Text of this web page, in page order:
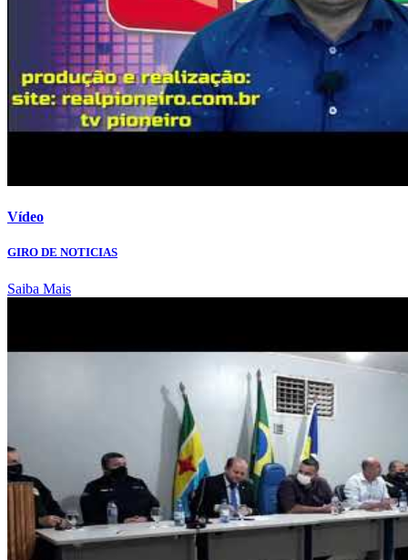
Vídeo
GIRO DE NOTICIAS
Saiba Mais